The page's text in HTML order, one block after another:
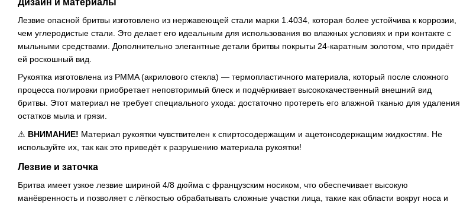
Лезвие опасной бритвы изготовлено из нержавеющей стали марки 1.4034, которая более устойчива к коррозии,
чем углеродистые стали. Это делает его идеальным для использования во влажных условиях и при контакте с
мыльными средствами. Дополнительно элегантные детали бритвы покрыты 24-каратным золотом, что придаёт
ей роскошный вид.
Рукоятка изготовлена из PMMA (акрилового стекла) — термопластичного материала, который после сложного
процесса полировки приобретает неповторимый блеск и подчёркивает высококачественный внешний вид
бритвы. Этот материал не требует специального ухода: достаточно протереть его влажной тканью для удаления
остатков мыла и грязи.
⚠ ВНИМАНИЕ! Материал рукоятки чувствителен к спиртосодержащим и ацетонсодержащим жидкостям. Не
используйте их, так как это приведёт к разрушению материала рукоятки!
Лезвие и заточка
Бритва имеет узкое лезвие шириной 4/8 дюйма с французским носиком, что обеспечивает высокую
манёвренность и позволяет с лёгкостью обрабатывать сложные участки лица, такие как области вокруг носа и